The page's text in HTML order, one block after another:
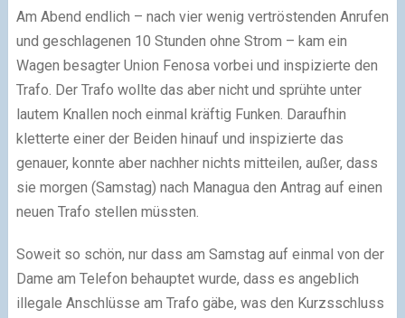
Am Abend endlich – nach vier wenig vertröstenden Anrufen
und geschlagenen 10 Stunden ohne Strom – kam ein
Wagen besagter Union Fenosa vorbei und inspizierte den
Trafo. Der Trafo wollte das aber nicht und sprühte unter
lautem Knallen noch einmal kräftig Funken. Daraufhin
kletterte einer der Beiden hinauf und inspizierte das
genauer, konnte aber nachher nichts mitteilen, außer, dass
sie morgen (Samstag) nach Managua den Antrag auf einen
neuen Trafo stellen müssten.
Soweit so schön, nur dass am Samstag auf einmal von der
Dame am Telefon behauptet wurde, dass es angeblich
illegale Anschlüsse am Trafo gäbe, was den Kurzsschluss